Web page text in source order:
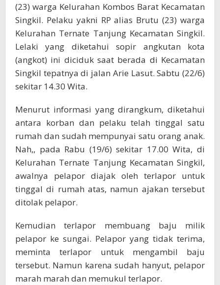
(23) warga Kelurahan Kombos Barat Kecamatan
Singkil. Pelaku yakni RP alias Brutu (23) warga
Kelurahan Ternate Tanjung Kecamatan Singkil.
Lelaki yang diketahui sopir angkutan kota
(angkot) ini diciduk saat berada di Kecamatan
Singkil tepatnya di jalan Arie Lasut. Sabtu (22/6)
sekitar 14.30 Wita.
Menurut informasi yang dirangkum, diketahui
antara korban dan pelaku telah tinggal satu
rumah dan sudah mempunyai satu orang anak.
Nah,, pada Rabu (19/6) sekitar 17.00 Wita, di
Kelurahan Ternate Tanjung Kecamatan Singkil,
awalnya pelapor diajak oleh terlapor untuk
tinggal di rumah atas, namun ajakan tersebut
ditolak pelapor.
Kemudian terlapor membuang baju milik
pelapor ke sungai. Pelapor yang tidak terima,
meminta terlapor untuk mengambil baju
tersebut. Namun karena sudah hanyut, pelapor
marah marah dan memukul terlapor.